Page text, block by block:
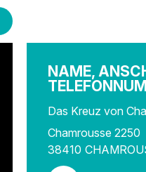
NAME,
Das Kreuz von
Chamrousse 2250
38410